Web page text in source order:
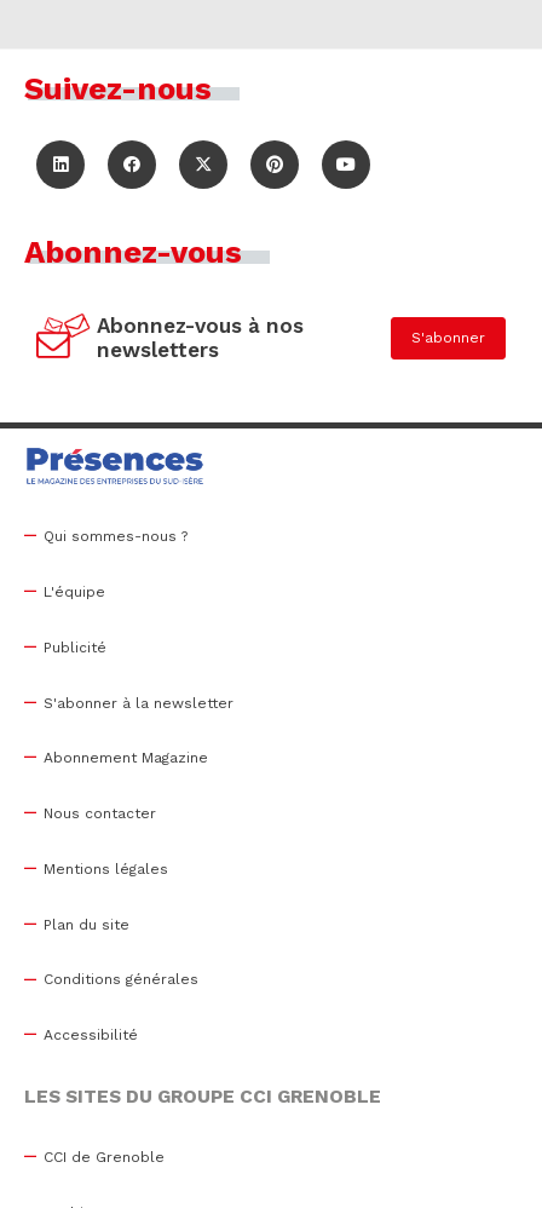
Suivez-nous
Abonnez-vous
Abonnez-vous à nos
newsletters
S'abonner
Qui sommes-nous ?
L'équipe
Publicité
S'abonner à la newsletter
Abonnement Magazine
Nous contacter
Mentions légales
Plan du site
Conditions générales
Accessibilité
LES SITES DU GROUPE CCI GRENOBLE
CCI de Grenoble